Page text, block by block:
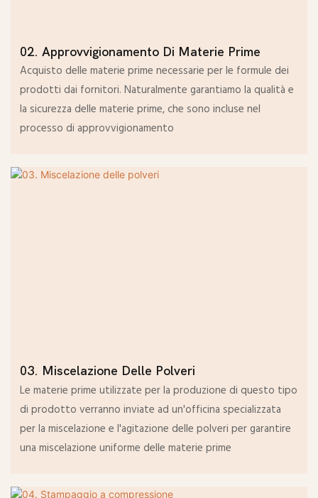
02. Approvvigionamento Di Materie Prime
Acquisto delle materie prime necessarie per le formule dei
prodotti dai fornitori. Naturalmente garantiamo la qualità e
la sicurezza delle materie prime, che sono incluse nel
processo di approvvigionamento
03. Miscelazione Delle Polveri
Le materie prime utilizzate per la produzione di questo tipo
di prodotto verranno inviate ad un'officina specializzata
per la miscelazione e l'agitazione delle polveri per garantire
una miscelazione uniforme delle materie prime